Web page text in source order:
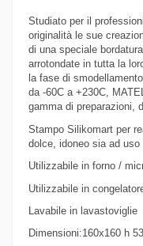
Studiato per il
originalità le sue
di una speciale
arrotondate in tutta la
la fase di
da -60C a +230C,
gamma di preparazioni,
Stampo Silikomart per
dolce, idoneo sia ad
Utilizzabile in forno /
Utilizzabile in
Lavabile in lavastoviglie
Dimensioni:160x160 h